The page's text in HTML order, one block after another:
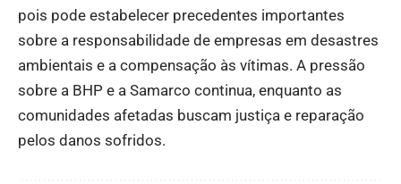
pois pode estabelecer precedentes importantes
sobre a responsabilidade de empresas em desastres
ambientais e a compensação às vítimas. A pressão
sobre a BHP e a Samarco continua, enquanto as
comunidades afetadas buscam justiça e reparação
pelos danos sofridos.